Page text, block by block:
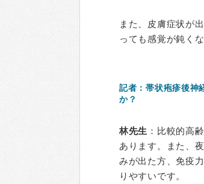
また、皮膚症状が
っても感覚が鈍く
記者：帯状疱疹後神
か？
林先生 ：比較的高
あります。また、
みが出た方、免疫
りやすいです。